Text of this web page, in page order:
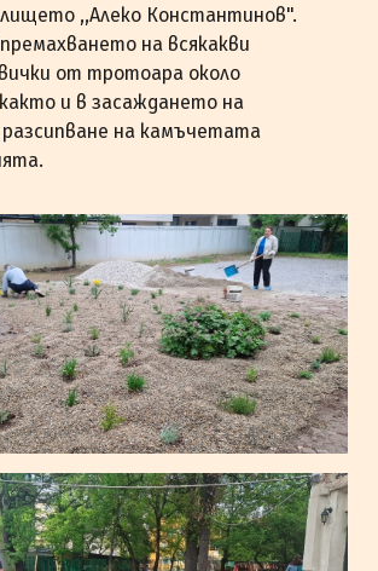
,,Алеко Константинов".
на всякакви
от тротоара около
и в засаждането на
на камъчетата